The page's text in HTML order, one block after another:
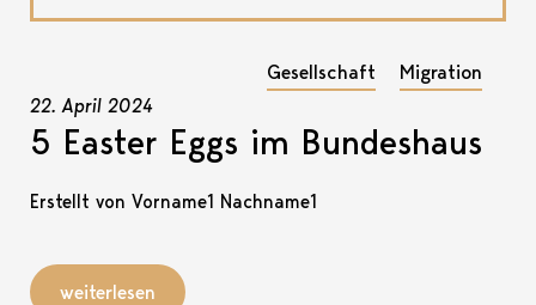
Gesellschaft Migration
22. April 2024
5 Easter Eggs im Bundeshaus
Erstellt von Vorname1 Nachname1
weiterlesen